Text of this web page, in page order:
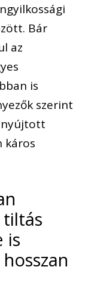
Bár
az
is
szerint
nyújtott
káros
is